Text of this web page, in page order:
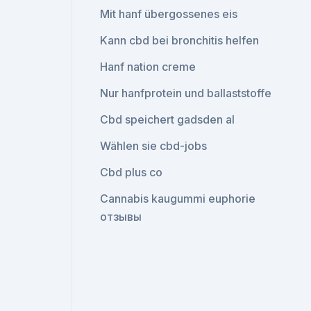
Mit hanf übergossenes eis
Kann cbd bei bronchitis helfen
Hanf nation creme
Nur hanfprotein und ballaststoffe
Cbd speichert gadsden al
Wählen sie cbd-jobs
Cbd plus co
Cannabis kaugummi euphorie
отзывы